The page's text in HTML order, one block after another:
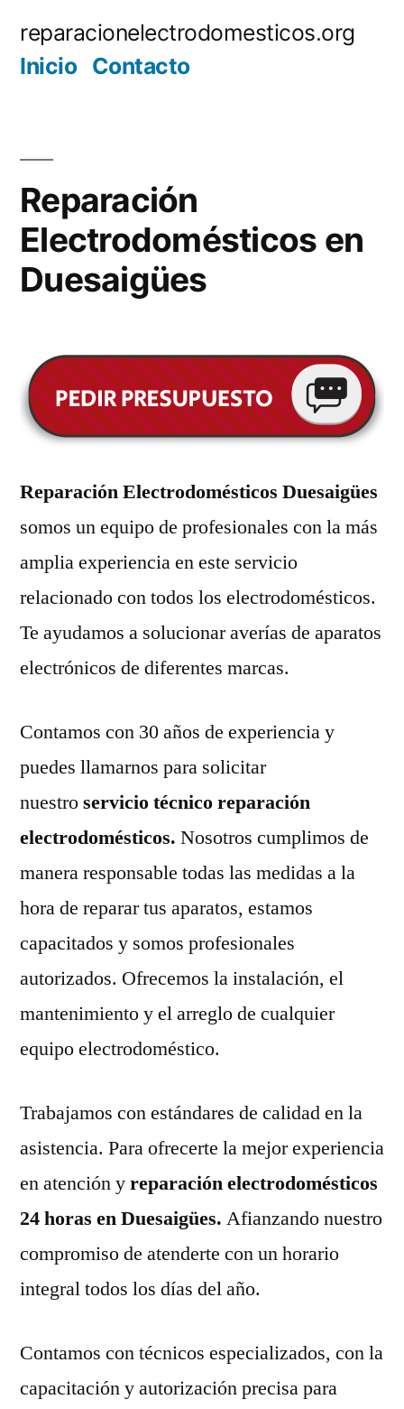
reparacionelectrodomesticos.org
Inicio Contacto
Reparación
Electrodomésticos en
Duesaigües
Reparación Electrodomésticos Duesaigües
somos un equipo de profesionales con la más
amplia experiencia en este servicio
relacionado con todos los electrodomésticos.
Te ayudamos a solucionar averías de aparatos
electrónicos de diferentes marcas.
Contamos con 30 años de experiencia y
puedes llamarnos para solicitar
nuestroservicio técnico reparación
electrodomésticos. Nosotros cumplimos de
manera responsable todas las medidas a la
hora de reparar tus aparatos, estamos
capacitados y somos profesionales
autorizados. Ofrecemos la instalación, el
mantenimiento y el arreglo de cualquier
equipo electrodoméstico.
Trabajamos con estándares de calidad en la
asistencia. Para ofrecerte la mejor experiencia
en atención yreparación electrodomésticos
24 horas en Duesaigües. Afianzando nuestro
compromiso de atenderte con un horario
integral todos los días del año.
Contamos con técnicos especializados, con la
capacitación y autorización precisa para